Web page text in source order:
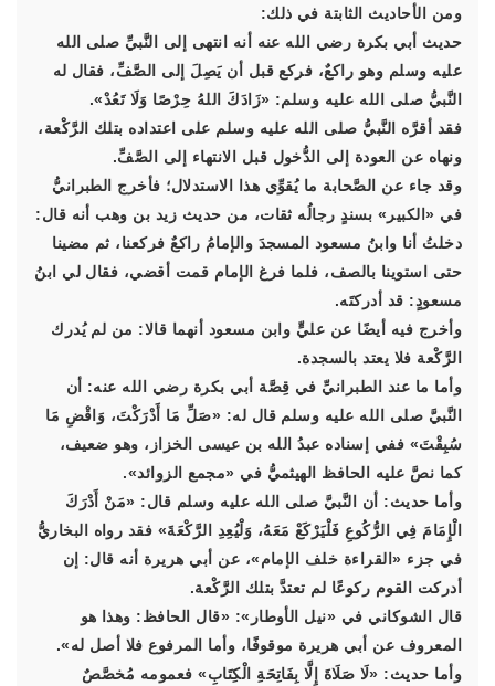
ومن الأحاديث الثابتة في ذلك:
حديث أبي بكرة رضي الله عنه أنه انتهى إلى النَّبيِّ صلى الله
عليه وسلم وهو راكعٌ، فركع قبل أن يَصِلَ إلى الصَّفِّ، فقال له
النَّبيُّ صلى الله عليه وسلم: «زَادَكَ اللهُ حِرْصًا وَلَا تَعُدْ».
فقد أقرَّه النَّبيُّ صلى الله عليه وسلم على اعتداده بتلك الرَّكْعة،
ونهاه عن العودة إلى الدُّخول قبل الانتهاء إلى الصَّفِّ.
وقد جاء عن الصَّحابة ما يُقوِّي هذا الاستدلال؛ فأخرج الطبرانيُّ
في «الكبير» بسندٍ رجالُه ثقات، من حديث زيد بن وهب أنه قال:
دخلتُ أنا وابنُ مسعود المسجدَ والإمامُ راكعٌ فركعنا، ثم مضينا
حتى استوينا بالصف، فلما فرغ الإمام قمت أقضي، فقال لي ابنُ
مسعودٍ: قد أدركتَه.
وأخرج فيه أيضًا عن عليٍّ وابن مسعود أنهما قالا: من لم يُدرك
الرَّكْعة فلا يعتد بالسجدة.
وأما ما عند الطبرانيِّ في قِصَّة أبي بكرة رضي الله عنه: أن
النَّبيَّ صلى الله عليه وسلم قال له: «صَلِّ مَا أَدْرَكْتَ، وَاقْضِ مَا
سُبِقْتَ» ففي إسناده عبدُ الله بن عيسى الخزاز، وهو ضعيف،
كما نصَّ عليه الحافظ الهيثميُّ في «مجمع الزوائد».
وأما حديث: أن النَّبيَّ صلى الله عليه وسلم قال: «مَنْ أَدْرَكَ
الْإِمَامَ فِي الرُّكُوعِ فَلْيَرْكَعْ مَعَهُ، وَلْيُعِدِ الرَّكْعَةَ» فقد رواه البخاريُّ
في جزء «القراءة خلف الإمام»، عن أبي هريرة أنه قال: إن
أدركت القوم ركوعًا لم تعتدَّ بتلك الرَّكْعة.
قال الشوكاني في «نيل الأوطار»: «قال الحافظ: وهذا هو
المعروف عن أبي هريرة موقوفًا، وأما المرفوع فلا أصل له».
وأما حديث: «لَا صَلَاةَ إِلَّا بِفَاتِحَةِ الْكِتَابِ» فعمومه مُخصَّصٌ